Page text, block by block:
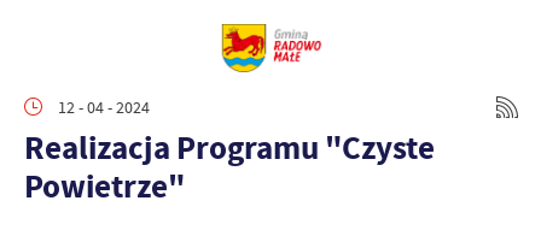
12 - 04 - 2024
Realizacja Programu "Czyste
Powietrze"